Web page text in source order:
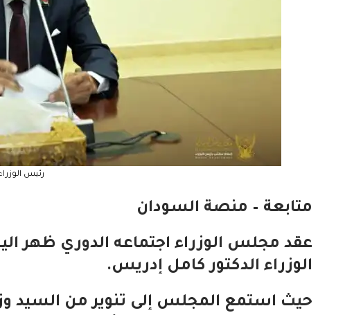
رئيس
متابعة – منصة السودان
عقد مجلس الوزراء اجتماعه الدوري ظهر
الوزراء الدكتور كامل إدريس.
حيث استمع المجلس إلى تنوير من السيد